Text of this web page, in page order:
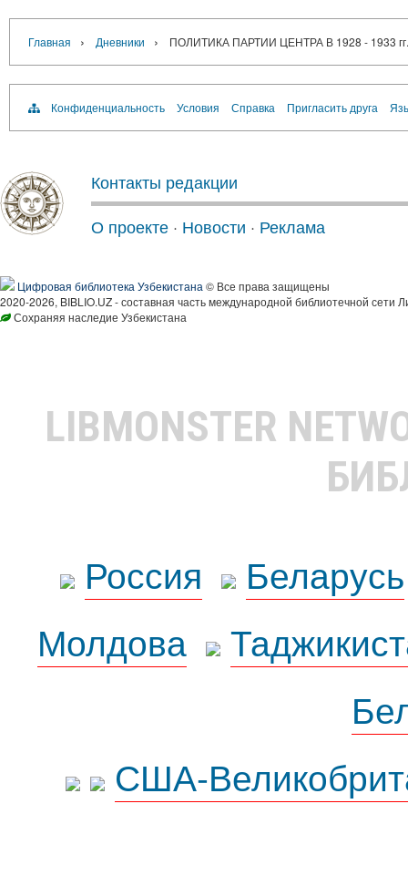
Главная › Дневники › ПОЛИТИКА ПАРТИИ ЦЕНТРА В 1928 -
Конфиденциальность Условия Справка Пригласить друга
Контакты редакции
О проекте · Новости · Реклама
Цифровая библиотека Узбекистана © Все права защищены
2020-2026, BIBLIO.UZ - составная часть международной библиотечной сети
Сохраняя наследие Узбекистана
LIBMONSTER
Россия
Беларусь
Молдова
США-